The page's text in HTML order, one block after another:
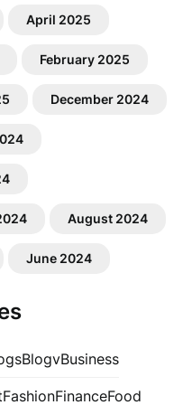
April 2025
February 2025
December 2024
August 2024
June 2024
BlogvBusiness
FashionFinanceFood